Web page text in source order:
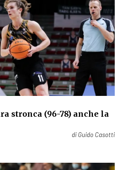
stronca (96-78) anche la
di Guido Casotti